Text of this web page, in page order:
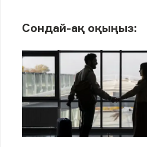
Сондай-ақ оқыңыз: